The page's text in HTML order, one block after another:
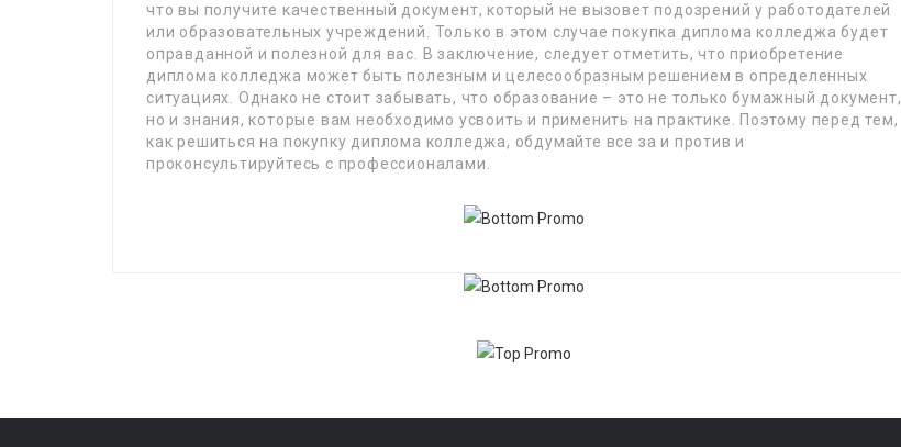
что вы получите качественный документ, который не вызовет подозрений у работодателей
или образовательных учреждений. Только в этом случае покупка диплома колледжа будет
оправданной и полезной для вас. В заключение, следует отметить, что приобретение
диплома колледжа может быть полезным и целесообразным решением в определенных
ситуациях. Однако не стоит забывать, что образование – это не только бумажный документ,
но и знания, которые вам необходимо усвоить и применить на практике. Поэтому перед тем,
как решиться на покупку диплома колледжа, обдумайте все за и против и
проконсультируйтесь с профессионалами.